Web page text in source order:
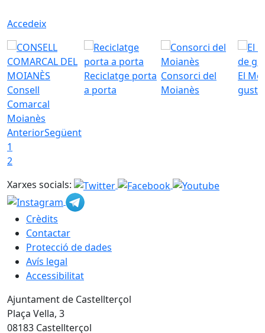
Accedeix
Consell
Comarcal
Moianès
Reciclatge porta
a porta
Consorci del
Moianès
El
gust
AnteriorSegüent
1
2
Xarxes socials:
Crèdits
Contactar
Protecció de dades
Avís legal
Accessibilitat
Ajuntament de Castellterçol
Plaça Vella, 3
08183 Castellterçol